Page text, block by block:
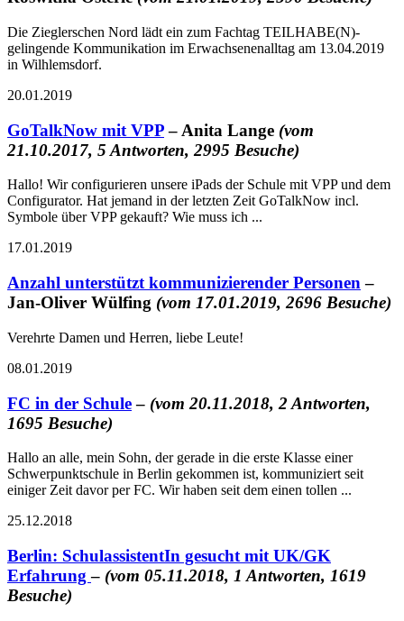
Die Zieglerschen Nord lädt ein zum Fachtag TEILHABE(N)-
gelingende Kommunikation im Erwachsenenalltag am 13.04.2019
in Wilhlemsdorf.
20.01.2019
GoTalkNow mit VPP– Anita Lange (vom
21.10.2017, 5 Antworten, 2995 Besuche)
Hallo! Wir configurieren unsere iPads der Schule mit VPP und dem
Configurator. Hat jemand in der letzten Zeit GoTalkNow incl.
Symbole über VPP gekauft? Wie muss ich ...
17.01.2019
Anzahl unterstützt kommunizierender Personen –
Jan-Oliver Wülfing (vom 17.01.2019, 2696 Besuche)
Verehrte Damen und Herren, liebe Leute!
08.01.2019
FC in der Schule– (vom 20.11.2018, 2 Antworten,
1695 Besuche)
Hallo an alle, mein Sohn, der gerade in die erste Klasse einer
Schwerpunktschule in Berlin gekommen ist, kommuniziert seit
einiger Zeit davor per FC. Wir haben seit dem einen tollen ...
25.12.2018
Berlin: SchulassistentIn gesucht mit UK/GK
Erfahrung– (vom 05.11.2018, 1 Antworten, 1619
Besuche)